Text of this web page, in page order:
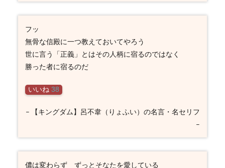
フッ
無骨な信殿に一つ教えておいてやろう
世に言う「正義」とはその人柄に宿るのではなく
勝った者に宿るのだ
いいね 38
– 【キングダム】呂不韋（りょふい）の名言・名セリフ
–
儂は変わらず ずっとそなたを愛している